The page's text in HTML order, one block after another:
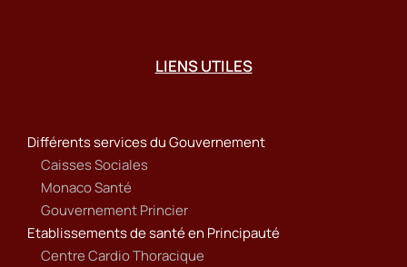
LIENS UTILES
Différents services du Gouvernement
Caisses Sociales
Monaco Santé
Gouvernement Princier
Etablissements de santé en Principauté
Centre Cardio Thoracique